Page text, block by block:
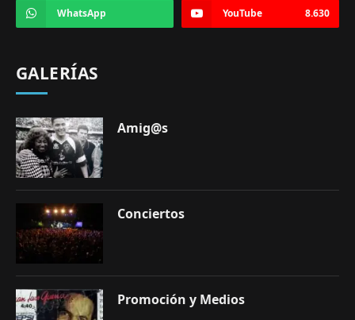
WhatsApp YouTube 8.630
GALERÍAS
Amig@s
Conciertos
Promoción y Medios